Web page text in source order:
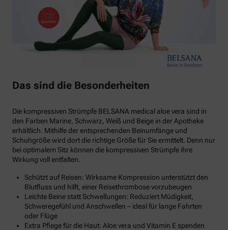
Das sind die Besonderheiten
Die kompressiven Strümpfe BELSANA medical aloe vera sind in
den Farben Marine, Schwarz, Weiß und Beige in der Apotheke
erhältlich. Mithilfe der entsprechenden Beinumfänge und
Schuhgröße wird dort die richtige Größe für Sie ermittelt. Denn nur
bei optimalem Sitz können die kompressiven Strümpfe ihre
Wirkung voll entfalten.
Schützt auf Reisen: Wirksame Kompression unterstützt den
Blutfluss und hilft, einer Reisethrombose vorzubeugen
Leichte Beine statt Schwellungen: Reduziert Müdigkeit,
Schweregefühl und Anschwellen – ideal für lange Fahrten
oder Flüge
Extra Pflege für die Haut: Aloe vera und Vitamin E spenden